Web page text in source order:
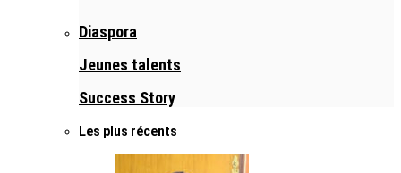
Diaspora
Jeunes talents
Success Story
Les plus récents